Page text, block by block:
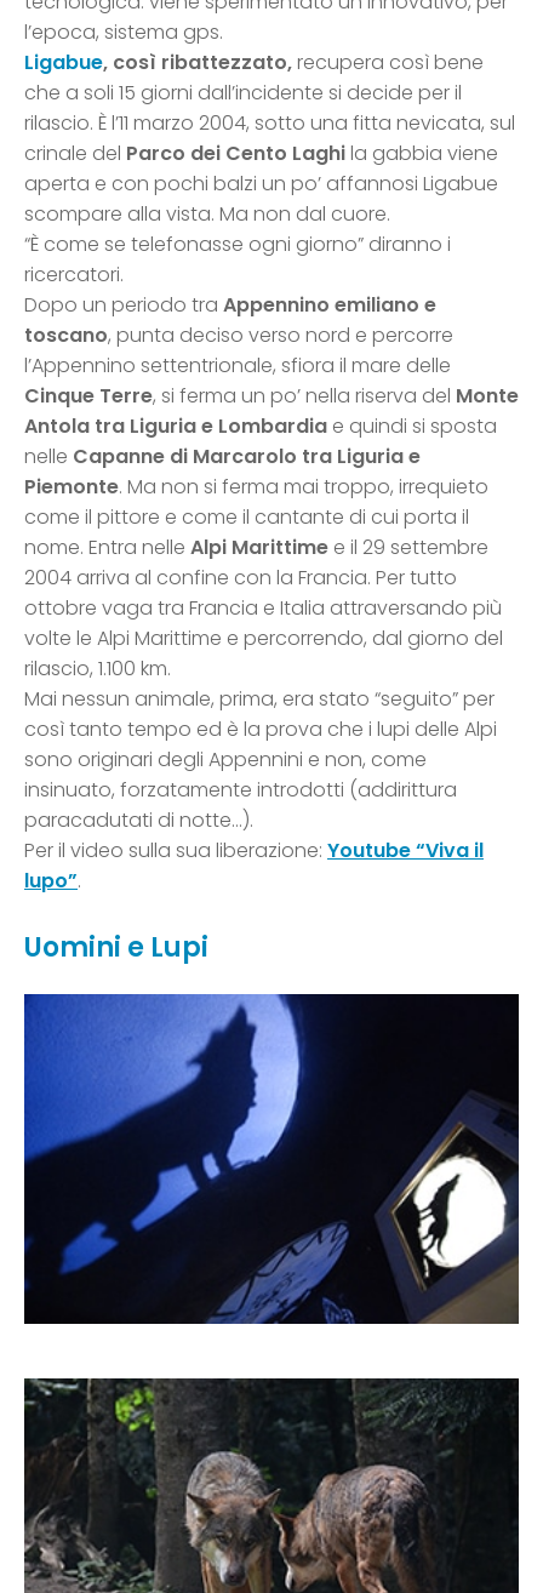
l’epoca, sistema gps.
Ligabue, così ribattezzato,recupera così bene
che a soli 15 giorni dall’incidente si decide per il
rilascio. È l’11 marzo 2004, sotto una fitta nevicata, sul
crinale del Parco dei Cento Laghila gabbia viene
aperta e con pochi balzi un po’ affannosi Ligabue
scompare alla vista. Ma non dal cuore.
“È come se telefonasse ogni giorno” diranno i
ricercatori.
Dopo un periodo tra Appennino emiliano e
toscano, punta deciso verso nord e percorre
l’Appennino settentrionale, sfiora il mare delle
Cinque Terre, si ferma un po’ nella riserva del Monte
Antola tra Liguria e Lombardia e quindi si sposta
nelle Capanne di Marcarolo tra Liguria e
Piemonte. Ma non si ferma mai troppo, irrequieto
come il pittore e come il cantante di cui porta il
nome. Entra nelle Alpi Marittime e il 29 settembre
2004 arriva al confine con la Francia. Per tutto
ottobre vaga tra Francia e Italia attraversando più
volte le Alpi Marittime e percorrendo, dal giorno del
rilascio, 1.100 km.
Mai nessun animale, prima, era stato “seguito” per
così tanto tempo ed è la prova che i lupi delle Alpi
sono originari degli Appennini e non, come
insinuato, forzatamente introdotti (addirittura
paracadutati di notte…).
Per il video sulla sua liberazione: Youtube “Viva il
lupo”.
Uomini e Lupi